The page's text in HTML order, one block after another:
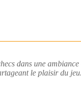
dans une
le plaisir du jeu.